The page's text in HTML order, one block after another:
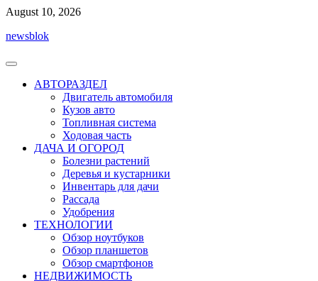
Перейти
содержимому
August 10, 2026
newsblok
АВТОРАЗДЕЛ
Двигатель автомобиля
Кузов авто
Топливная система
Ходовая часть
ДАЧА И ОГОРОД
Болезни растений
Деревья и кустарники
Инвентарь для дачи
Рассада
Удобрения
ТЕХНОЛОГИИ
Обзор ноутбуков
Обзор планшетов
Обзор смартфонов
НЕДВИЖИМОСТЬ